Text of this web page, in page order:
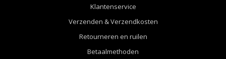
Klantenservice
Verzenden & Verzendkosten
Retourneren en ruilen
Betaalmethoden